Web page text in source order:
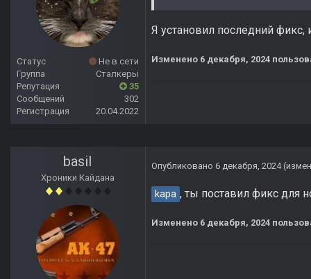
Статус
Не в сети
Группа
Сталкеры
Репутация
35
Сообщений
302
Регистрация
20.04.2022
Я установил последний
Изменено 6 декабря, 2024
basil
Хроники Кайдана
Опубликовано 6 декабря, 2024
kapa , ты поставил фикс для
Изменено 6 декабря, 2024